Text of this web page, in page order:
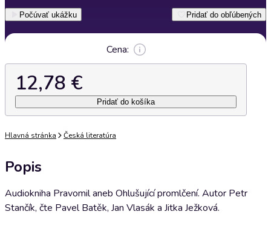
Počúvať ukážku Pridať do obľúbených
Cena:
12,78 €
Pridať do košíka
Hlavná stránka Česká literatúra
Popis
Audiokniha Pravomil aneb Ohlušující promlčení. Autor Petr
Stančík, čte Pavel Batěk, Jan Vlasák a Jitka Ježková.